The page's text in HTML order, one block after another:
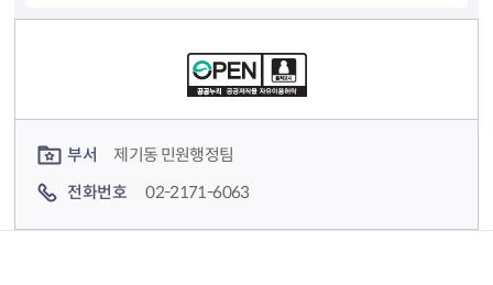
부서
제기동 민원행정팀
전화번호
02-2171-6063